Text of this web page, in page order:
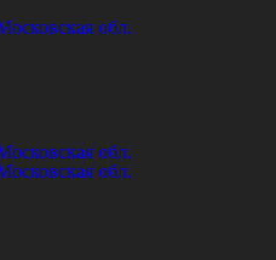
обл.
обл.
обл.